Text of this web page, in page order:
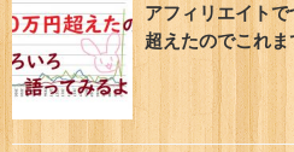
アフィリエイト
超えたのでこれ